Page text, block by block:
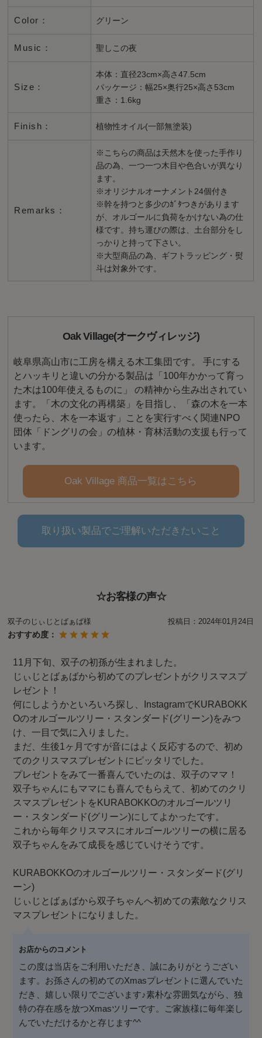
Color： グリーン
Music： 聖しこの夜
Size：
本体：直径23cm×高さ47.5cm
パッケージ：幅25×奥行25×高さ53cm
重さ：1.6kg
Finish： 植物性オイル(一部無塗装)
Remarks：
※こちらの商品は天然木を使った手作り
品の為、一つ一つ木目や色合いが異なり
ます。
※オリジナルオーナメント24個付き
※幹を持つと多少のｶﾞﾀつきがあります
が、オルゴールに負荷をかけない為の仕
様です。持ち運びの際は、土台部分をし
っかりと持って下さい。
※大型商品の為、ギフトラッピング・熨
斗は対象外です。
Oak Village(オークヴィレッジ)
岐阜県高山市に工房を構える木工集団です。 手にする
とハッキリと違いの分かる製品は「100年かかって育っ
た木は100年使えるものに」 の精神から生み出されてい
ます。「木の文化の再構築」を目指し、「森の木を一本
使ったら、木を一本返す」ことを実行すべく関連NPO
団体「ドングリの会」の植林・育林活動の支援も行って
います。
Oak Village 商品一覧はこちら
取り扱い製品でご理解いただきたいこと
☆お客様の声☆
双子のじぃじとばぁば様 投稿日：2024年01月24日
おすすめ度：
11月下旬、双子の初孫が生まれました。
じぃじとばぁばから初めてのプレゼントがクリスマスプ
レゼント！
何にしようかといろいろ探し、InstagramでKURABOKK
Oのオルゴールツリー・スタンダード(グリーン)をみつ
け、一目で気に入りました。
まだ、生後1ヶ月ですが音にはよく反応するので、初め
てのクリスマスプレゼントにピッタリでした。
プレゼントをみて一番喜んでいたのは、双子のママ！
双子ちゃんにもママにも喜んでもらえて、初めてのクリ
スマスプレゼントをKURABOKKOのオルゴールツリ
ー・スタンダード(グリーン)にしてよかったです。
これから毎年クリスマスにオルゴールツリーの横に居る
双子ちゃんをみて成長を感じていけそうです。
KURABOKKOのオルゴールツリー・スタンダード(グリ
ーン)
じぃじとばぁばから双子ちゃんへ初めての素敵なクリス
マスプレゼントになりました。
お店からのコメント
この度は当店をご利用いただき、誠にありがとうござい
ます。お孫さんの初めてのXmasプレゼントに選んでいた
だき、嬉しい限りでございます♪素朴な雰囲気ながら、独
特の存在感を放つXmasツリーです。ご家族様に毎年楽し
んでいただけるかと存じます^^